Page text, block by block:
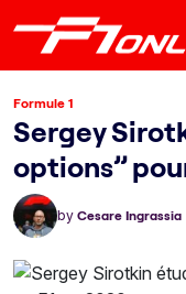
Formule 1
Sergey
options”
by Cesare Ingrassia